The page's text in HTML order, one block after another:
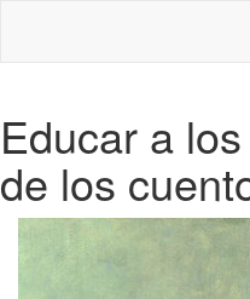
Educar a
de los